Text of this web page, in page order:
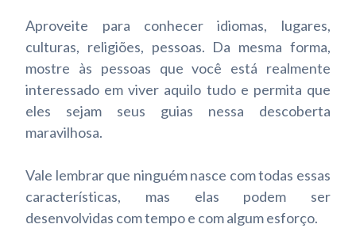
Aproveite para conhecer idiomas, lugares,
culturas, religiões, pessoas. Da mesma forma,
mostre às pessoas que você está realmente
interessado em viver aquilo tudo e permita que
eles sejam seus guias nessa descoberta
maravilhosa.
Vale lembrar que ninguém nasce com todas essas
características, mas elas podem ser
desenvolvidas com tempo e com algum esforço.